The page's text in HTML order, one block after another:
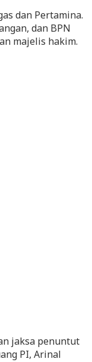
dan Pertamina.
dan BPN
majelis hakim.
jaksa penuntut
PI, Arinal